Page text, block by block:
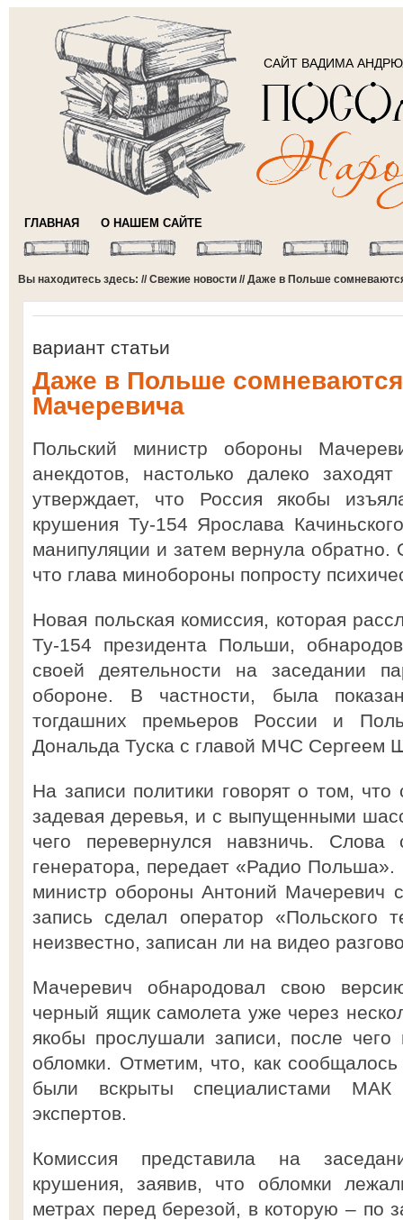
САЙТ ВАДИМА
ГЛАВНАЯ О НАШЕМ САЙТЕ
Вы находитесь здесь: //Свежие новости // Даже в Польше
вариант статьи
Даже в Польше сомневаются
Мачеревича
Польский министр обороны
анекдотов, настолько далеко
утверждает, что Россия якобы
крушения Ту-154 Ярослава
манипуляции и затем вернула обратно.
что глава минобороны попросту
Новая польская комиссия, которая
Ту-154 президента Польши,
своей деятельности на заседании
обороне. В частности, была
тогдашних премьеров России и
Дональда Туска с главой МЧС Сергеем
На записи политики говорят о том, что
задевая деревья, и с выпущенными
чего перевернулся навзничь.
генератора, передает «Радио
министр обороны Антоний Мачеревич
запись сделал оператор «Польского
неизвестно, записан ли на видео
Мачеревич обнародовал свою
черный ящик самолета уже через
якобы прослушали записи, после
обломки. Отметим, что, как
были вскрыты специалистами МАК
экспертов.
Комиссия представила на
крушения, заявив, что обломки
метрах перед березой, в которую – по